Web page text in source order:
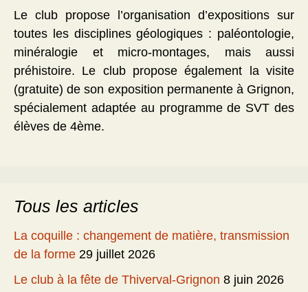
Le club propose l’organisation d’expositions sur
toutes les disciplines géologiques : paléontologie,
minéralogie et micro-montages, mais aussi
préhistoire. Le club propose également la visite
(gratuite) de son exposition permanente à Grignon,
spécialement adaptée au programme de SVT des
élèves de 4ème.
Tous les articles
La coquille : changement de matière, transmission
de la forme 29 juillet 2026
Le club à la fête de Thiverval-Grignon 8 juin 2026